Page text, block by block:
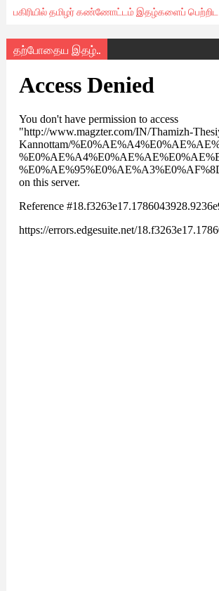
பகிரியில் தமிழர் கண்ணோட்டம் இதழ்களைப் பெற்றிட
தற்போதைய இதழ்..